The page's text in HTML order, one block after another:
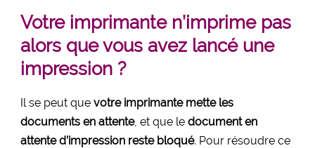
Votre imprimante n’imprime pas
alors que vous avez lancé une
impression ?
Il se peut que votre imprimante mette les
documents en attente, et que le document en
attente d’impression reste bloqué. Pour résoudre ce